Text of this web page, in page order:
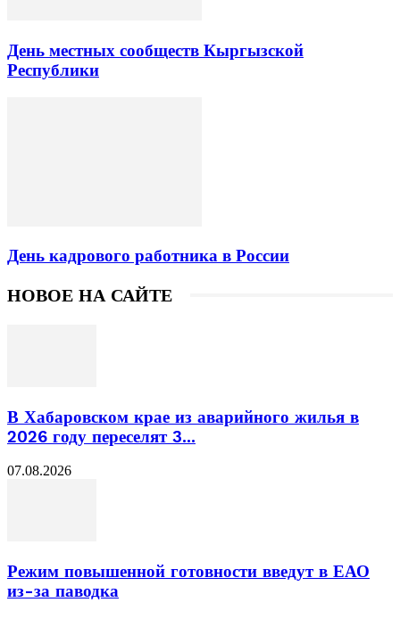
День местных сообществ Кыргызской
Республики
День кадрового работника в России
НОВОЕ НА САЙТЕ
В Хабаровском крае из аварийного жилья в
2026 году переселят 3...
07.08.2026
Режим повышенной готовности введут в ЕАО
из-за паводка